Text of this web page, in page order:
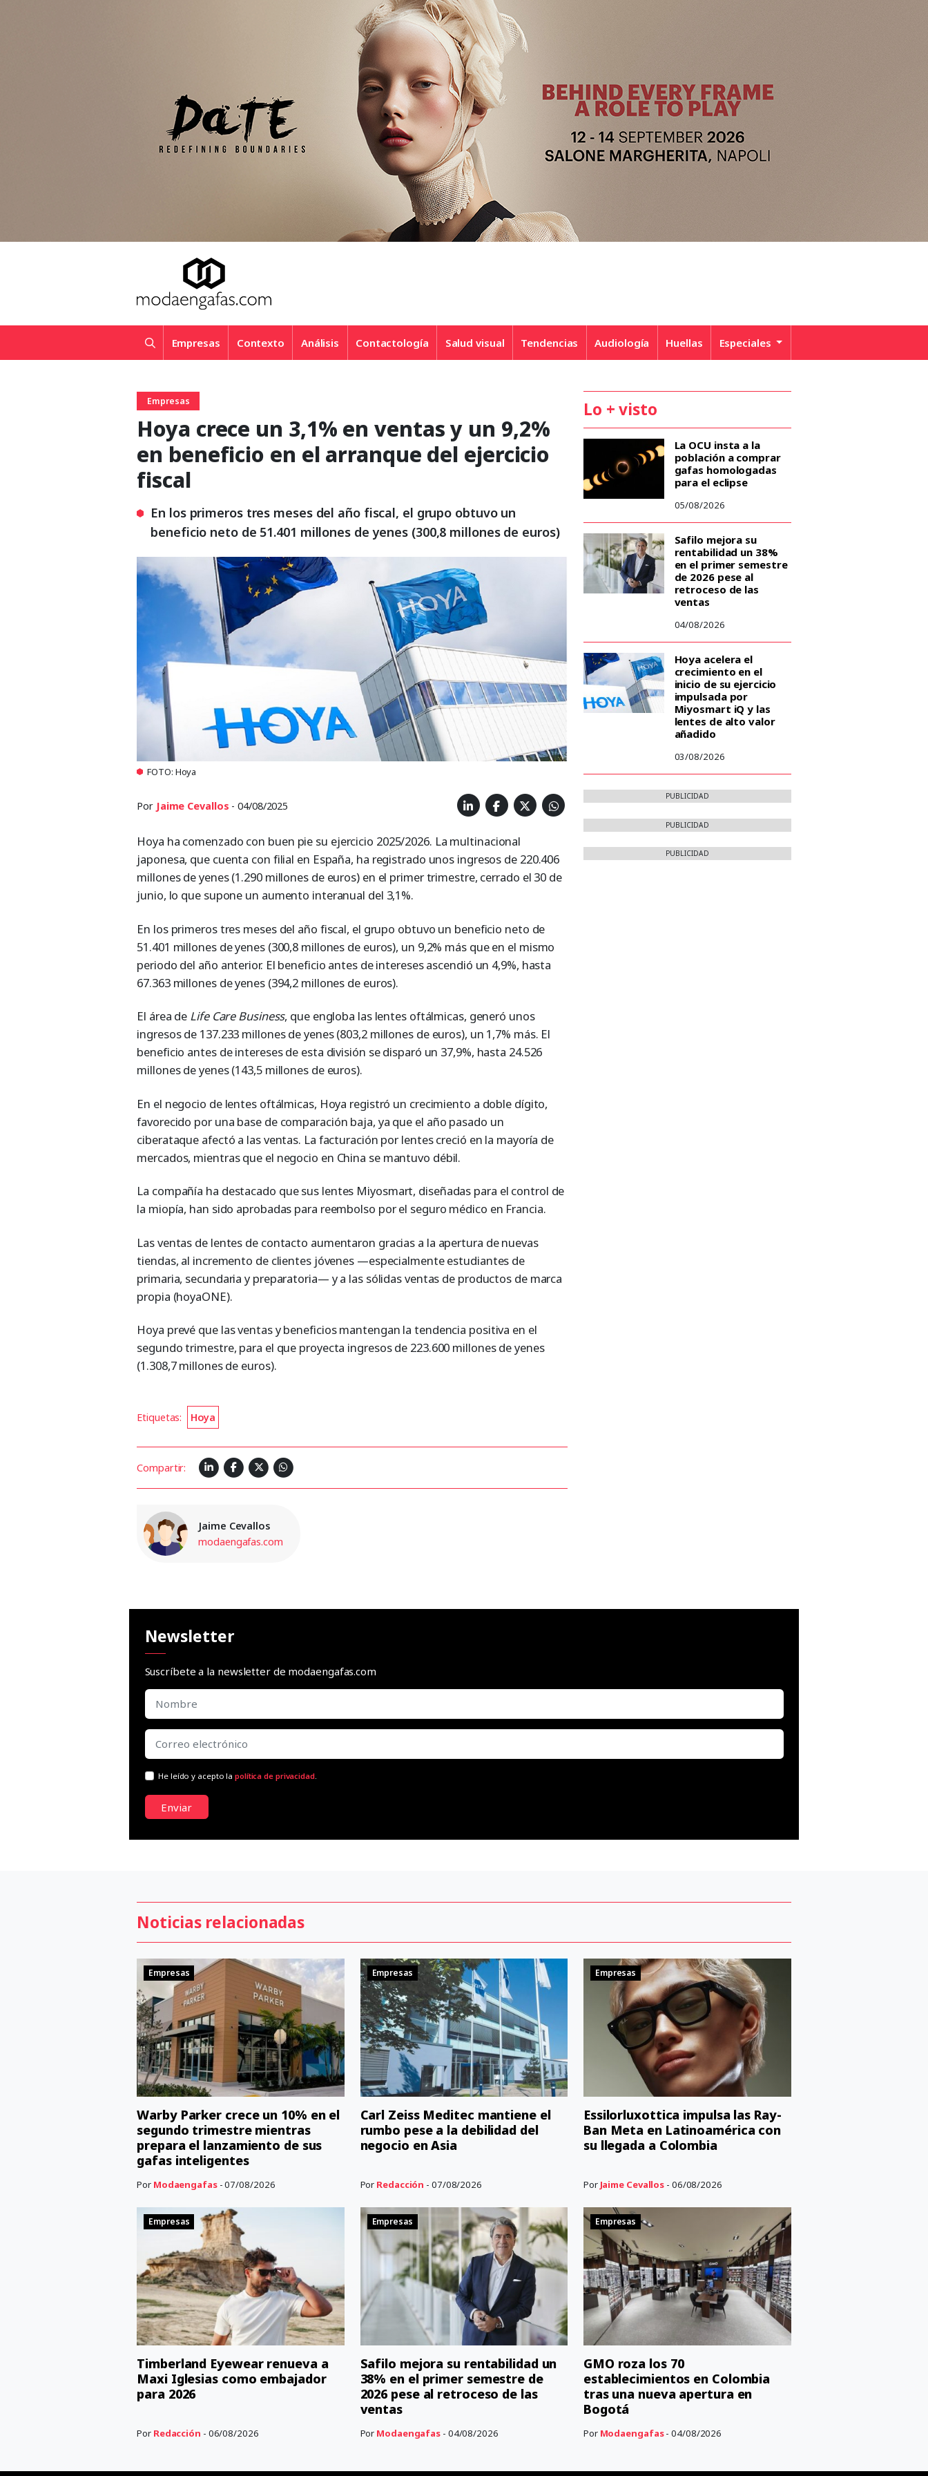
Empresas Contexto Análisis Contactología Salud visual Tendencias Audiología Huellas Especiales
Empresas
Hoya crece un 3,1% en ventas y un 9,2%
en beneficio en el arranque del ejercicio
fiscal
En los primeros tres meses del año fiscal, el grupo obtuvo un
beneficio neto de 51.401 millones de yenes (300,8 millones de euros)
FOTO: Hoya
Por Jaime Cevallos - 04/08/2025
Hoya ha comenzado con buen pie su ejercicio 2025/2026. La multinacional
japonesa, que cuenta con filial en España, ha registrado unos ingresos de 220.406
millones de yenes (1.290 millones de euros) en el primer trimestre, cerrado el 30 de
junio, lo que supone un aumento interanual del 3,1%.
En los primeros tres meses del año fiscal, el grupo obtuvo un beneficio neto de
51.401 millones de yenes (300,8 millones de euros), un 9,2% más que en el mismo
periodo del año anterior. El beneficio antes de intereses ascendió un 4,9%, hasta
67.363 millones de yenes (394,2 millones de euros).
El área de Life Care Business, que engloba las lentes oftálmicas, generó unos
ingresos de 137.233 millones de yenes (803,2 millones de euros), un 1,7% más. El
beneficio antes de intereses de esta división se disparó un 37,9%, hasta 24.526
millones de yenes (143,5 millones de euros).
En el negocio de lentes oftálmicas, Hoya registró un crecimiento a doble dígito,
favorecido por una base de comparación baja, ya que el año pasado un
ciberataque afectó a las ventas. La facturación por lentes creció en la mayoría de
mercados, mientras que el negocio en China se mantuvo débil.
La compañía ha destacado que sus lentes Miyosmart, diseñadas para el control de
la miopía, han sido aprobadas para reembolso por el seguro médico en Francia.
Las ventas de lentes de contacto aumentaron gracias a la apertura de nuevas
tiendas, al incremento de clientes jóvenes —especialmente estudiantes de
primaria, secundaria y preparatoria— y a las sólidas ventas de productos de marca
propia (hoyaONE).
Hoya prevé que las ventas y beneficios mantengan la tendencia positiva en el
segundo trimestre, para el que proyecta ingresos de 223.600 millones de yenes
(1.308,7 millones de euros).
Etiquetas: Hoya
Compartir:
Jaime Cevallos
modaengafas.com
Lo + visto
La OCU insta a la
población a comprar
gafas homologadas
para el eclipse
05/08/2026
Safilo mejora su
rentabilidad un 38%
en el primer semestre
de 2026 pese al
retroceso de las
ventas
04/08/2026
Hoya acelera el
crecimiento en el
inicio de su ejercicio
impulsada por
Miyosmart iQ y las
lentes de alto valor
añadido
03/08/2026
PUBLICIDAD
PUBLICIDAD
PUBLICIDAD
Newsletter
Suscríbete a la newsletter de modaengafas.com
He leído y acepto lapolítica de privacidad.
Enviar
Noticias relacionadas
Empresas
Warby Parker crece un 10% en el
segundo trimestre mientras
prepara el lanzamiento de sus
gafas inteligentes
Por Modaengafas- 07/08/2026
Empresas
Carl Zeiss Meditec mantiene el
rumbo pese a la debilidad del
negocio en Asia
Por Redacción - 07/08/2026
Empresas
Essilorluxottica impulsa las Ray-
Ban Meta en Latinoamérica con
su llegada a Colombia
Por Jaime Cevallos - 06/08/2026
Empresas
Timberland Eyewear renueva a
Maxi Iglesias como embajador
para 2026
Por Redacción - 06/08/2026
Empresas
Safilo mejora su rentabilidad un
38% en el primer semestre de
2026 pese al retroceso de las
ventas
Por Modaengafas - 04/08/2026
Empresas
GMO roza los 70
establecimientos en Colombia
tras una nueva apertura en
Bogotá
Por Modaengafas- 04/08/2026